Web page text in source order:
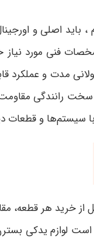
، باید اصلی و
فنی مورد نیاز
مدت و عملکرد
رانندگی
سیستم‌ها و
از خرید هر قطعه،
لوازم یدکی